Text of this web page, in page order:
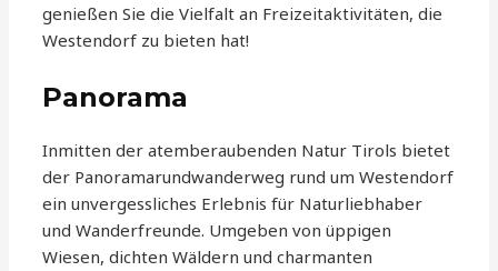
genießen Sie die Vielfalt an Freizeitaktivitäten, die
Westendorf zu bieten hat!
Panorama
Inmitten der atemberaubenden Natur Tirols bietet
der Panoramarundwanderweg rund um Westendorf
ein unvergessliches Erlebnis für Naturliebhaber
und Wanderfreunde. Umgeben von üppigen
Wiesen, dichten Wäldern und charmanten